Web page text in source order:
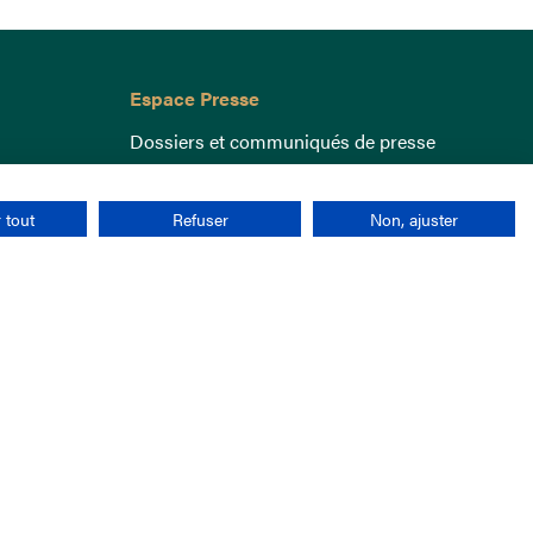
Espace Presse
Dossiers et communiqués de presse
tout Refuser Non, ajuster